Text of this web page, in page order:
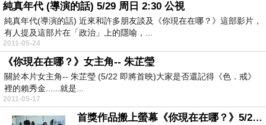
純真年代 (導演的話) 5/29 周日 2:30 公視
純真年代(導演的話) 近來和許多朋友談及《你現在在哪？》這部影片，
有人提及這部片在「政治」上的隱喻，...
2011-05-24
《你現在在哪？》女主角-- 朱芷瑩
關於本片女主角-- 朱芷瑩 (5/22 即將首映)大家是否還記得《色．戒》
裡的賴秀金......就是...
2011-05-17
首獎作品搬上螢幕《你現在在哪？》5/22首播(娛樂新聞)